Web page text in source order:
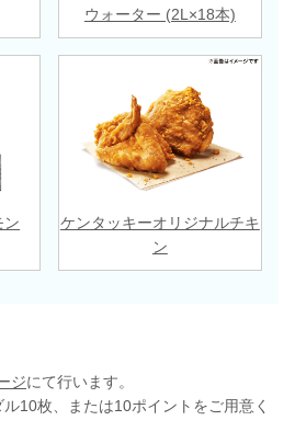
ウォーター (2L×18本)
ン
ケンタッキーオリジナルチキ
ン
ジにて行います。
10枚、または10ポイントをご用意く